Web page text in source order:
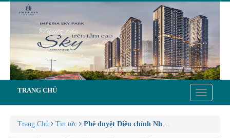
Toggle
TRANG CHỦ
Trang Chủ Tin tức Phê duyệt Điều chỉnh Nhiệm vụ Quy hoạch